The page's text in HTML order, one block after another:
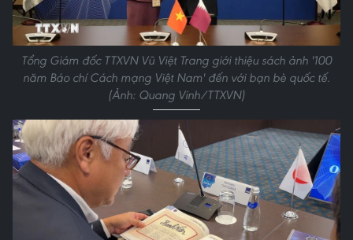
Tổng Giám đốc TTXVN Vũ Việt Trang giới thiệu sách ảnh '100
năm Báo chí Cách mạng Việt Nam' đến với bạn bè quốc tế.
(Ảnh: Quang Vinh/TTXVN)